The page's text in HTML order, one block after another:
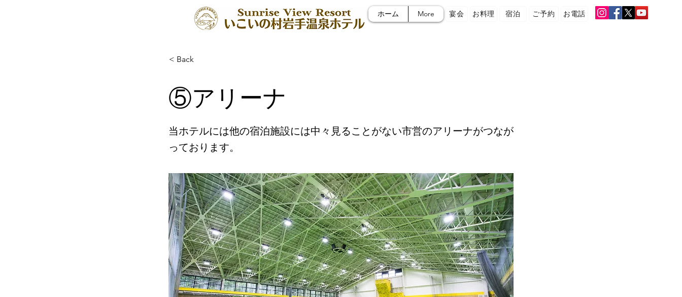
ホーム More 宴会 お料理 宿泊 ご予約 お電話
< Back
⑤アリーナ
当ホテルには他の宿泊施設には中々見ることがない市営のアリーナがつなが
っております。